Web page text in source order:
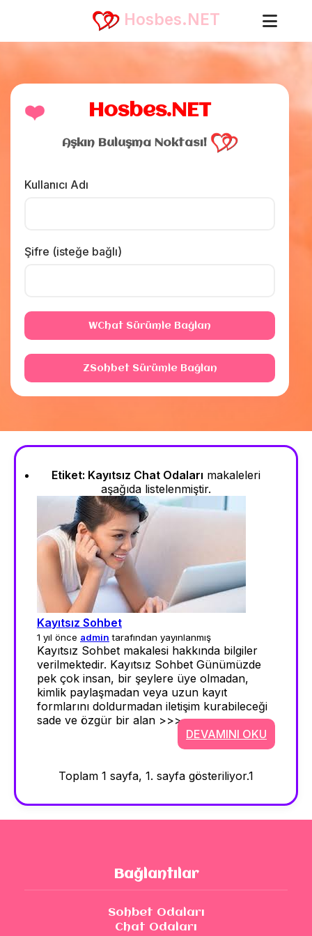
Hosbes.NET
❤️ Hosbes.NET
Aşkın Buluşma Noktası!
Kullanıcı Adı
Şifre (isteğe bağlı)
WChat Sürümle Bağlan
ZSohbet Sürümle Bağlan
Etiket: Kayıtsız Chat Odaları makaleleri
aşağıda listelenmiştir.
Kayıtsız Sohbet
1 yıl önce admin tarafından yayınlanmış
Kayıtsız Sohbet makalesi hakkında bilgiler
verilmektedir. Kayıtsız Sohbet Günümüzde
pek çok insan, bir şeylere üye olmadan,
kimlik paylaşmadan veya uzun kayıt
formlarını doldurmadan iletişim kurabileceği
sade ve özgür bir alan >>>
DEVAMINI OKU
Toplam 1 sayfa, 1. sayfa gösteriliyor.1
Bağlantılar
Sohbet Odaları
Chat Odaları